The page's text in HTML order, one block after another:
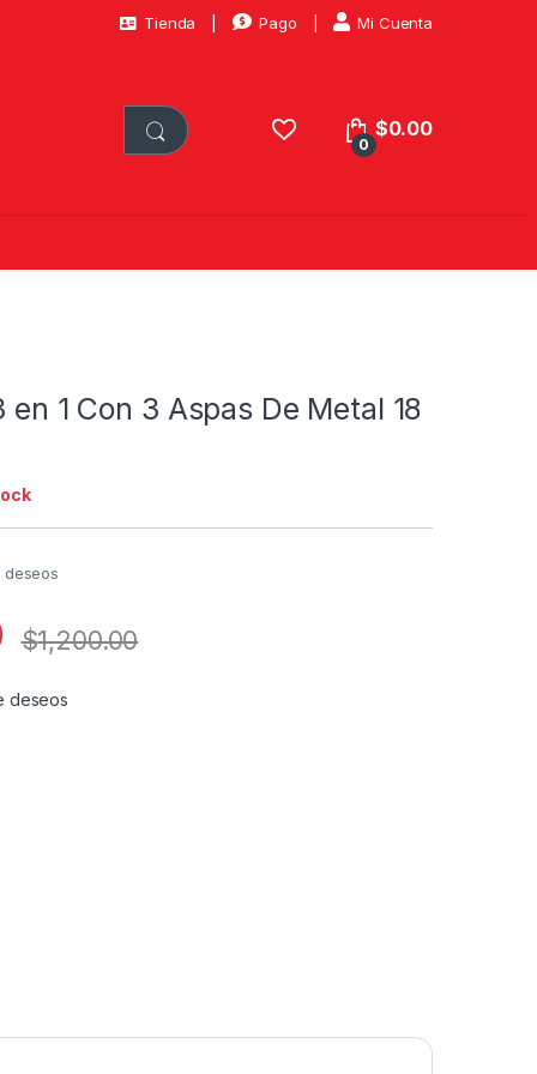
Tienda Pago Mi Cuenta
0
$0.00
1 Con 3 Aspas De Metal 18
deseos
$1,200.00
deseos